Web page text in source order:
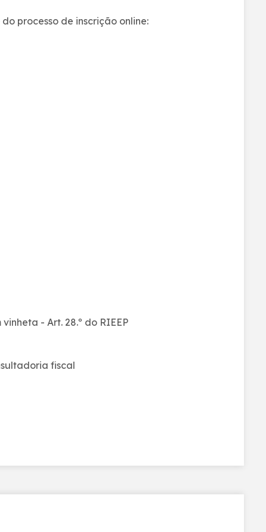
processo de inscrição online:
- Art. 28.º do RIEEP
fiscal